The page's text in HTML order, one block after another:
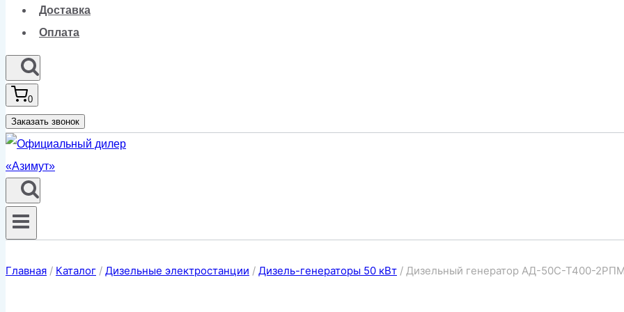
Доставка
Оплата
0
Заказать звонок
Главная / Каталог / Дизельные электростанции / Дизель-генераторы 50 кВт / Дизельный генератор АД-50С-Т400-